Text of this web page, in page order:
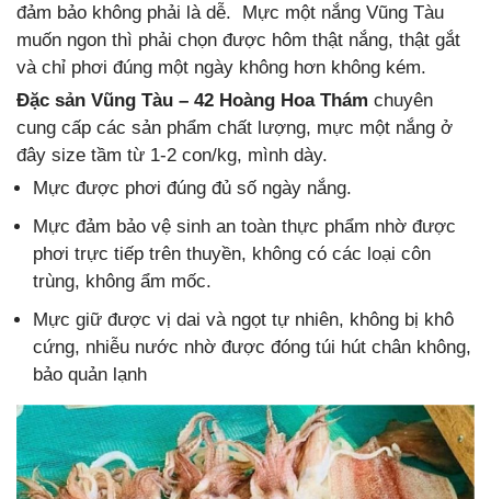
đảm bảo không phải là dễ. Mực một nắng Vũng Tàu
muốn ngon thì phải chọn được hôm thật nắng, thật gắt
và chỉ phơi đúng một ngày không hơn không kém.
Đặc sản Vũng Tàu – 42 Hoàng Hoa Thám chuyên
cung cấp các sản phẩm chất lượng, mực một nắng ở
đây size tầm từ 1-2 con/kg, mình dày.
Mực được phơi đúng đủ số ngày nắng.
Mực đảm bảo vệ sinh an toàn thực phẩm nhờ được
phơi trực tiếp trên thuyền, không có các loại côn
trùng, không ẩm mốc.
Mực giữ được vị dai và ngọt tự nhiên, không bị khô
cứng, nhiễu nước nhờ được đóng túi hút chân không,
bảo quản lạnh